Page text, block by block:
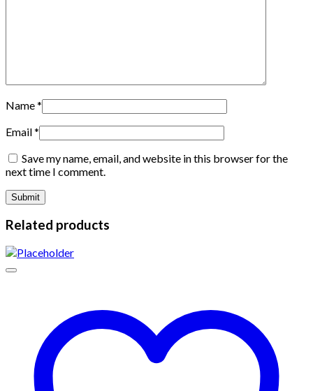
Name*
Email*
Save my name, email, and website in this browser for the
next time I comment.
Related products